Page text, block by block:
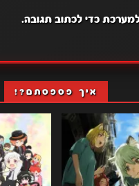
כדי לכתוב תגובה.
איך פספסתם?!